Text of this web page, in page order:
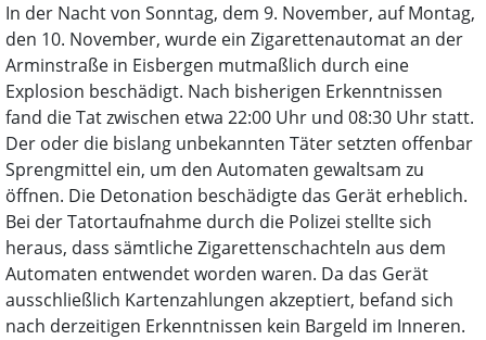
In der Nacht von Sonntag, dem 9. November, auf Montag,
den 10. November, wurde ein Zigarettenautomat an der
Arminstraße in Eisbergen mutmaßlich durch eine
Explosion beschädigt. Nach bisherigen Erkenntnissen
fand die Tat zwischen etwa 22:00 Uhr und 08:30 Uhr statt.
Der oder die bislang unbekannten Täter setzten offenbar
Sprengmittel ein, um den Automaten gewaltsam zu
öffnen. Die Detonation beschädigte das Gerät erheblich.
Bei der Tatortaufnahme durch die Polizei stellte sich
heraus, dass sämtliche Zigarettenschachteln aus dem
Automaten entwendet worden waren. Da das Gerät
ausschließlich Kartenzahlungen akzeptiert, befand sich
nach derzeitigen Erkenntnissen kein Bargeld im Inneren.